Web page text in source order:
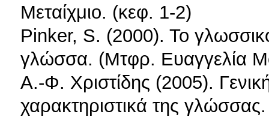
Μεταίχμιο. (κεφ. 1-2)
Pinker, S. (2000). To
γλώσσα. (Μτφρ. Ευαγγελία
Α.-Φ. Χριστίδης (2005).
χαρακτηριστικά της